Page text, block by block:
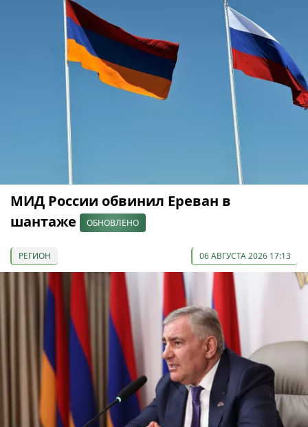
МИД России обвинил Ереван в
шантаже
ОБНОВЛЕНО
РЕГИОН 06 АВГУСТА 2026 17:13